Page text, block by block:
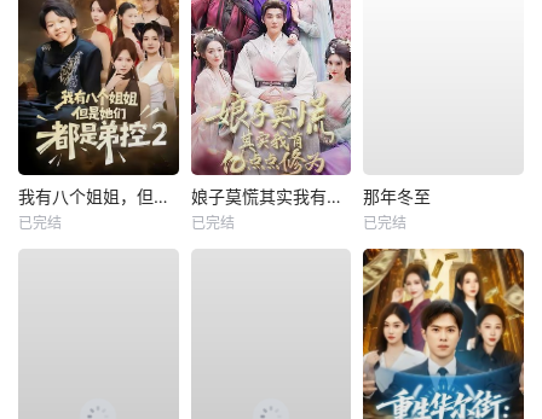
我有八个姐姐，但是他们都是弟控2
已完结
娘子莫慌其实我有亿点点修为
已完结
那年冬至
已完结